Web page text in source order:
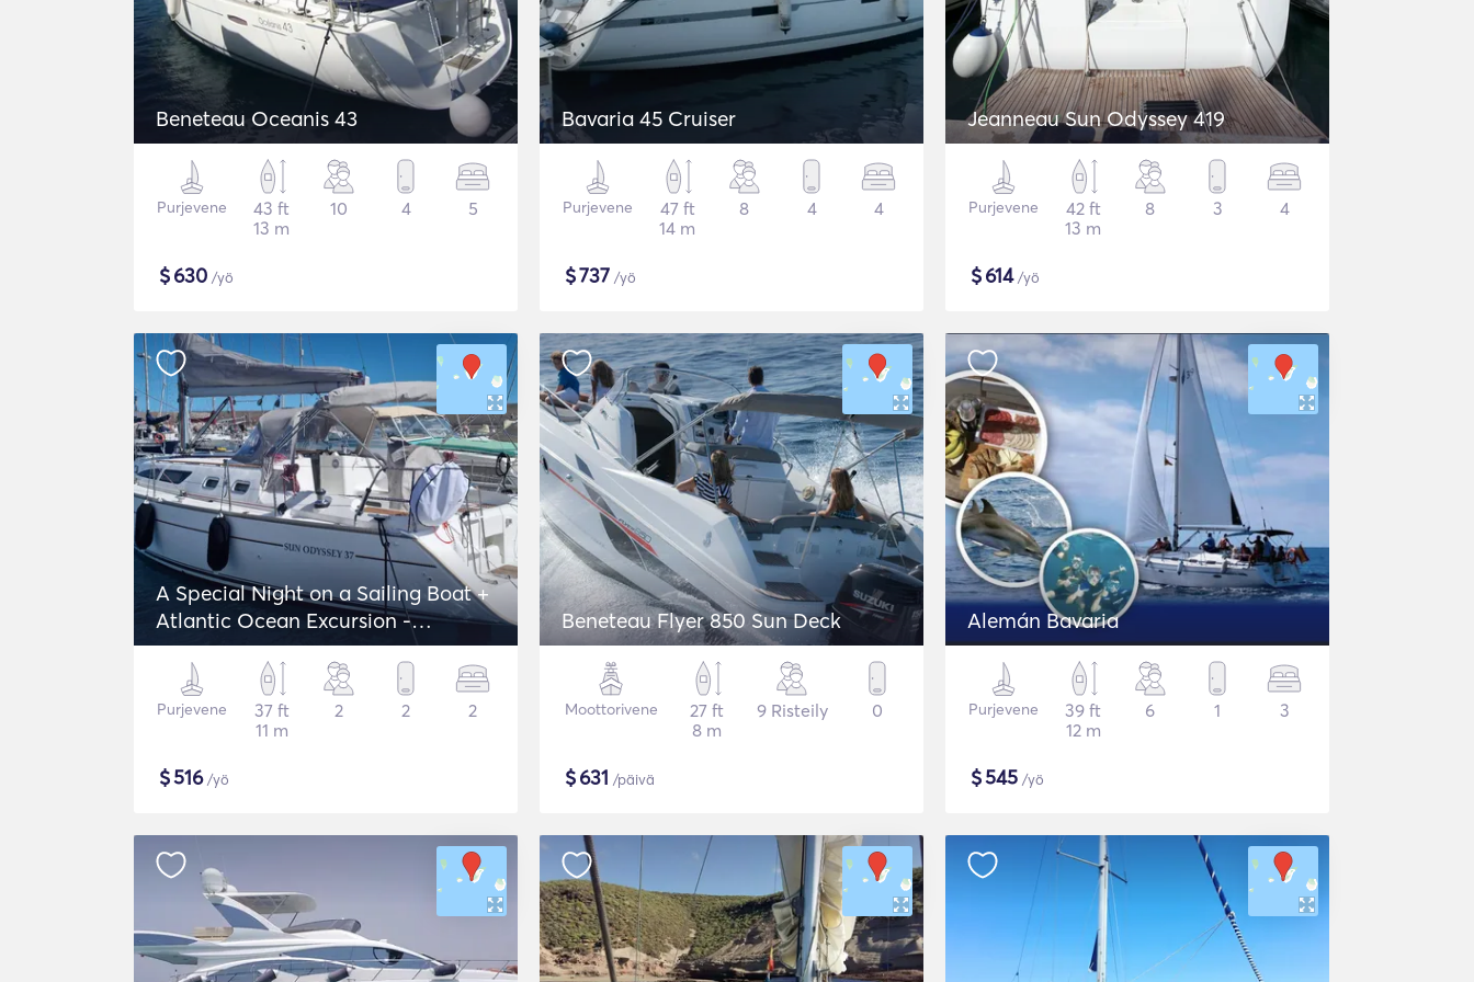
Beneteau Oceanis 43
Purjevene
43 ft
13 m
10 4 5
$630 /yö
Bavaria 45 Cruiser
Purjevene
47 ft
14 m
8 4 4
$737 /yö
Jeanneau Sun Odyssey 419
Purjevene
42 ft
13 m
8 3 4
$614/yö
A Special Night on a Sailing Boat +
Atlantic Ocean Excursion -
Jeanneau Sun Odyssey 37
Purjevene
37 ft
11 m
2 2 2
$516/yö
Beneteau Flyer 850 Sun Deck
Moottorivene
27 ft
8 m
9 Risteily 0
$631 /päivä
Alemán Bavaria
Purjevene
39 ft
12 m
6 1 3
$545 /yö